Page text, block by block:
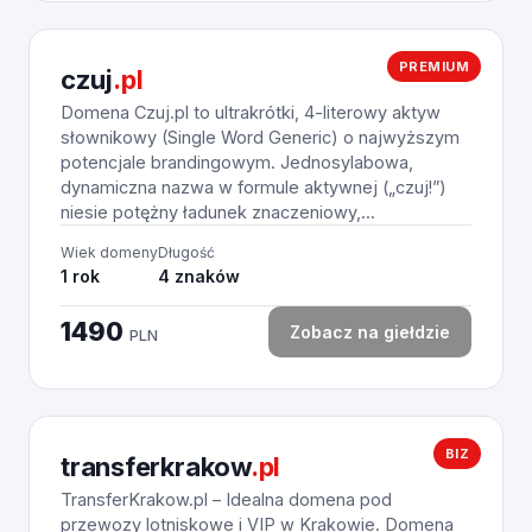
PREMIUM
czuj.pl
Domena Czuj.pl to ultrakrótki, 4-literowy aktyw
słownikowy (Single Word Generic) o najwyższym
potencjale brandingowym. Jednosylabowa,
dynamiczna nazwa w formule aktywnej („czuj!”)
niesie potężny ładunek znaczeniowy,...
Wiek domeny
1 rok
Długość
4 znaków
1490 PLN Zobacz na giełdzie
BIZ
transferkrakow.pl
TransferKrakow.pl – Idealna domena pod
przewozy lotniskowe i VIP w Krakowie. Domena